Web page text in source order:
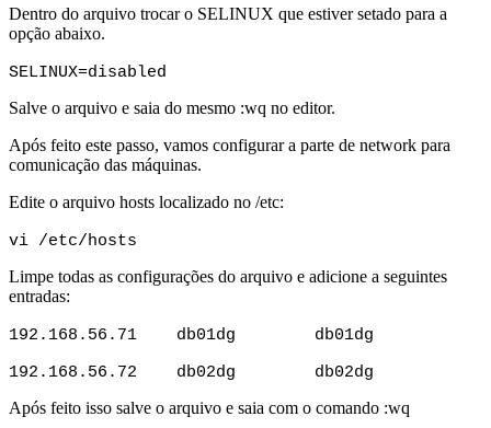
Dentro do arquivo trocar o SELINUX que estiver setado para a
opção abaixo.
SELINUX=disabled
Salve o arquivo e saia do mesmo :wq no editor.
Após feito este passo, vamos configurar a parte de network para
comunicação das máquinas.
Edite o arquivo hosts localizado no /etc:
vi /etc/hosts
Limpe todas as configurações do arquivo e adicione a seguintes
entradas:
192.168.56.71    db01dg        db01dg
192.168.56.72    db02dg        db02dg
Após feito isso salve o arquivo e saia com o comando :wq